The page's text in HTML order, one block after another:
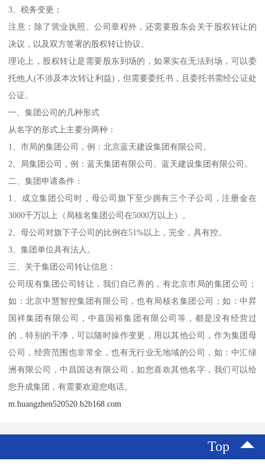
3、税务变更；
注意：除了营业执照、公司章程外，还需要股东会关于股权转让的
决议，以及双方签署的股权转让协议。
理论上，股权转让是需要股东到场的，如果实在无法到场，可以委
托他人(不涉及本次转让利益)，但需要委托书，且委托书需经公证处
公证。
一、集团公司的几种形式
从名字的形式上主要分两种：
1、市局的集团公司，例：北京蓝天建设集团有限公司。
2、局集团公司，例：蓝天集团有限公司、蓝天建设集团有限公司。
二、集团申请条件：
1、成立集团公司时，母公司旗下至少拥有三个子公司，注册金在
3000千万以上（局核名集团公司在5000万以上）。
2、母公司对旗下子公司的比例在51%以上，完全，具有控。
3、集团单位具有法人。
三、关于集团公司转让信息：
公司现有集团公司转让，我们自己养的，有北京市局的集团公司；
如：北京中慧智控集团有限公司，也有局核名集团公司；如：中昇
国祥集团有限公司，中嘉国裕集团有限公司等，都是没有经营过
的，特别的干净，可以随时操作变更，用以其他公司，作为集团母
公司，经营范围也非常全，也有无行业无地域的公司，如：中汇绿
洲有限公司，中昌国达有限公司，如您喜欢其他名字，我们可以给
您升成集团，有需要欢迎您电话。
m.huangzhen520520.b2b168.com
Top